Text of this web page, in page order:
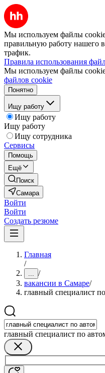
Мы используем файлы
правильную работу нашего
трафик.
Правила использования
Мы используем файлы
файлов cookie
Понятно
Ищу работу
Ищу работу
Ищу работу
Ищу сотрудника
Сервисы
Помощь
Ещё
Поиск
Самара
Войти
Войти
Создать резюме
Главная
/
... /
вакансии в Самаре/
главный специалист
главный специалист по